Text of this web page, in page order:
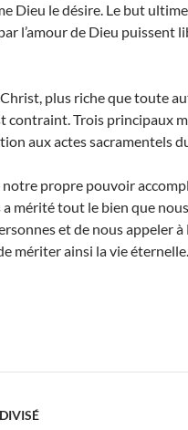
Dieu le désire. Le but
l’amour de Dieu puissent
plus riche que toute
contraint. Trois principaux
aux actes sacramentels
propre pouvoir
mérité tout le bien que
et de nous appeler
mériter ainsi la vie éternelle.